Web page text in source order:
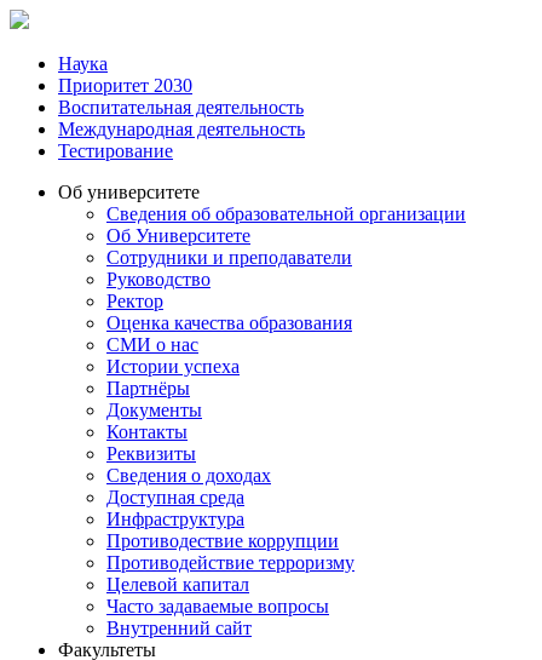
Наука
Приоритет 2030
Воспитательная деятельность
Международная деятельность
Тестирование
Об университете
Сведения об образовательной организации
Об Университете
Сотрудники и преподаватели
Руководство
Ректор
Оценка качества образования
СМИ о нас
Истории успеха
Партнёры
Документы
Контакты
Реквизиты
Сведения о доходах
Доступная среда
Инфраструктура
Противодествие коррупции
Противодействие терроризму
Целевой капитал
Часто задаваемые вопросы
Внутренний сайт
Факультеты